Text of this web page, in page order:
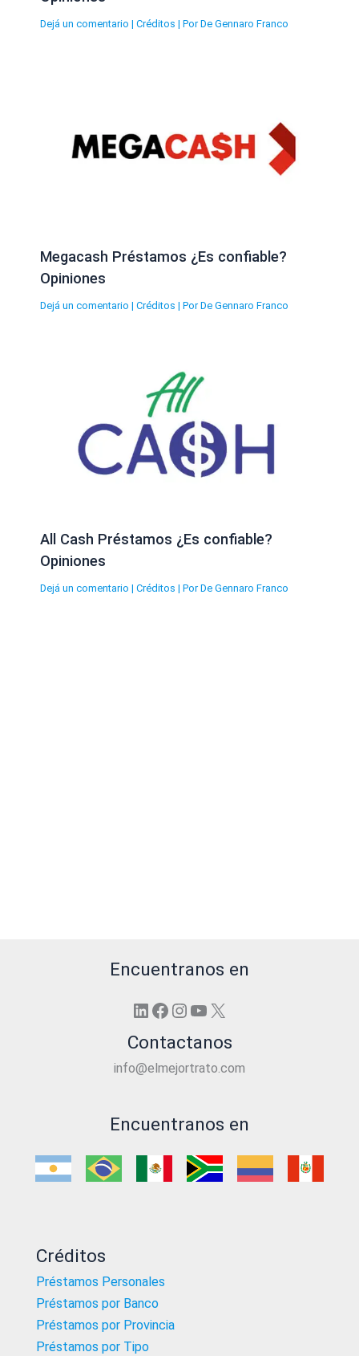
Dejá un comentario | Créditos | Por De Gennaro Franco
Megacash Préstamos ¿Es confiable?
Opiniones
Dejá un comentario | Créditos | Por De Gennaro Franco
All Cash Préstamos ¿Es confiable?
Opiniones
Dejá un comentario | Créditos | Por De Gennaro Franco
Encuentranos en
LinkedIn
Facebook
Instagram
YouTube
X
Contactanos
info@elmejortrato.com
Encuentranos en
Créditos
Préstamos Personales
Préstamos por Banco
Préstamos por Provincia
Préstamos por Tipo